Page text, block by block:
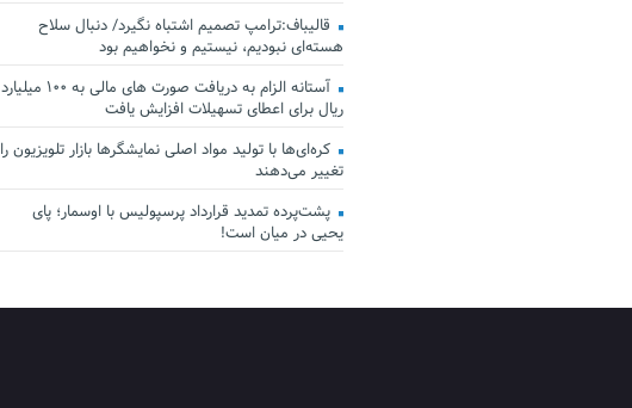
قالیباف:ترامپ تصمیم اشتباه نگیرد/ دنبال سلاح
هسته‌ای نبودیم، نیستیم و نخواهیم بود
آستانه الزام به دریافت صورت های مالی به ۱۰۰ میلیارد
ریال برای اعطای تسهیلات افزایش یافت
کره‌ای‌ها با تولید مواد اصلی نمایشگرها بازار تلویزیون را
تغییر می‌دهند
پشت‌پرده تمدید قرارداد پرسپولیس با اوسمار؛ پای
یحیی در میان است!